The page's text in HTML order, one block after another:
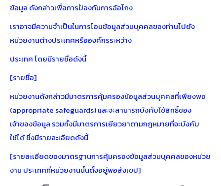
ข้อมูล ดังกล่าวเพื่อการป้องกันการฉ้อโกง
เราอาจมีความจำเป็นในการโอนข้อมูลส่วนบุคคลของท่านไปยัง
หน่วยงานต่างประเทศหรือองค์กรระหว่าง
ประเทศ โดยมีรายชื่อดังนี้
[รายชื่อ]
หน่วยงานดังกล่าวมีมาตรการคุ้มครองข้อมูลส่วนบุคคลที่เพียงพอ
(appropriate safeguards) และจะสามารถบังคับใช้สิทธิ์ของ
เจ้าของข้อมูล รวมทั้งมีมาตรการเยียวยาตามกฎหมายที่จะบังคับ
ใช้ได้ ซึ่งมีรายละเอียดดังนี้
[รายละเอียดของมาตรฐานการคุ้มครองข้อมูลส่วนบุคคลของหน่วย
งาน ประเทศที่หน่วยงานนั้นตั้งอยู่พอสังเขป]